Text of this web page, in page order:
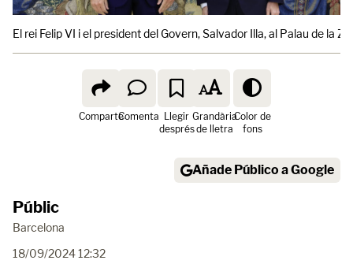
El rei Felip VI i el president del Govern, Salvador Illa, al Palau de la
ComparteComenta Llegir
després
Grandària
de lletra
Color de
fons
Añade Público a Google
Públic
Barcelona
18/09/2024 12:32